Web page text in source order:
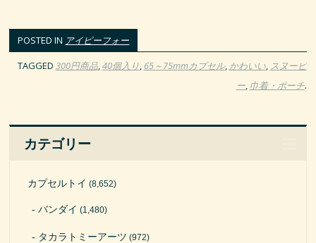
POSTED IN アイピーフォー
TAGGED 300円商品,40個入り, 65～75mmカプセル, かわいい, スヌーピ
ー, 巾着・ポーチ.
カテゴリー
カプセルトイ (8,652)
バンダイ (1,480)
タカラトミーアーツ (972)